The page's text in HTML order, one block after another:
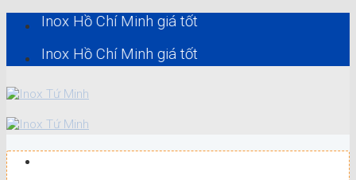
content
Hồ Chí Minh giá tốt
Hồ Chí Minh giá tốt